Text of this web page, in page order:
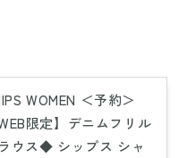
WOMEN ＜予約＞
WEB限定】デニムフリル
ウス◆ シップス シャ